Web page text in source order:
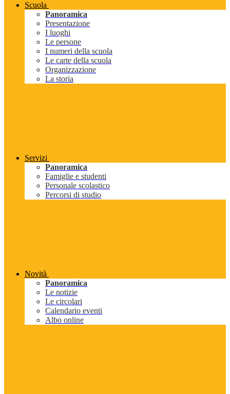
Scuola
Panoramica
Presentazione
I luoghi
Le persone
I numeri della scuola
Le carte della scuola
Organizzazione
La storia
Servizi
Panoramica
Famiglie e studenti
Personale scolastico
Percorsi di studio
Novità
Panoramica
Le notizie
Le circolari
Calendario eventi
Albo online